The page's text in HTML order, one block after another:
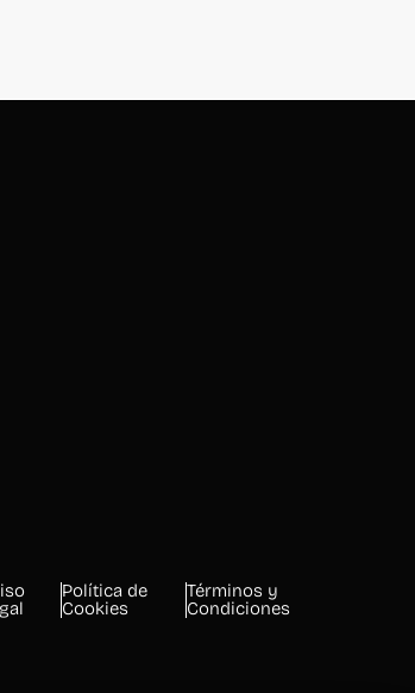
Política de
Cookies
Términos y
Condiciones